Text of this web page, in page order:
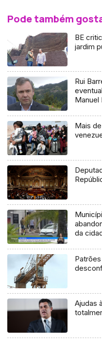
Pode também
BE
jardim
Rui
Manuel
Mais
Município
da
Ajudas